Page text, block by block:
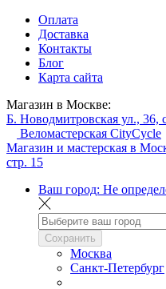
Оплата
Доставка
Контакты
Блог
Карта сайта
Магазин в Москве:
Б. Новодмитровская ул., 36,
Веломастерская CityCycle
Магазин и мастерская в
стр. 15
Ваш город: Не
Сохранить
Москва
Санкт-Петербург